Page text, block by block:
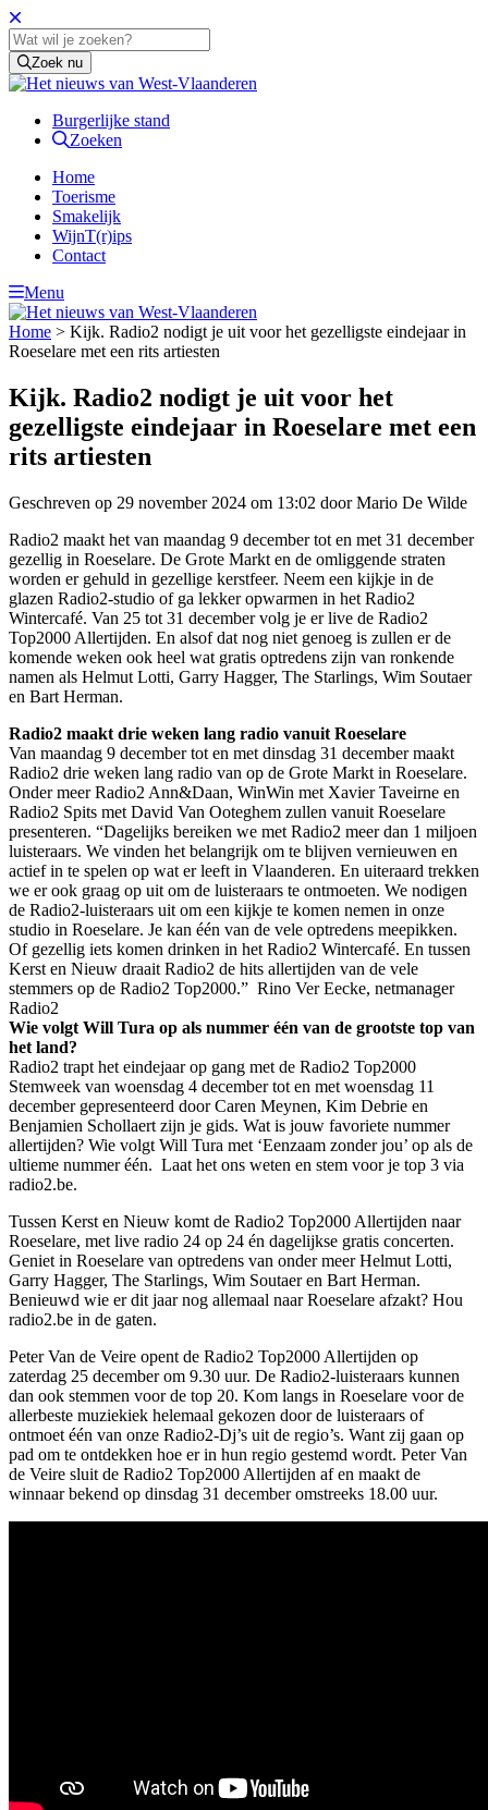
Zoek nu
Burgerlijke stand
Zoeken
Home
Toerisme
Smakelijk
WijnT(r)ips
Contact
Menu
Home > Kijk. Radio2 nodigt je uit voor het gezelligste eindejaar in
Roeselare met een rits artiesten
Kijk. Radio2 nodigt je uit voor het
gezelligste eindejaar in Roeselare met een
rits artiesten
Geschreven op 29 november 2024 om 13:02 door Mario De Wilde
Radio2 maakt het van maandag 9 december tot en met 31 december
gezellig in Roeselare. De Grote Markt en de omliggende straten
worden er gehuld in gezellige kerstfeer. Neem een kijkje in de
glazen Radio2-studio of ga lekker opwarmen in het Radio2
Wintercafé. Van 25 tot 31 december volg je er live de Radio2
Top2000 Allertijden. En alsof dat nog niet genoeg is zullen er de
komende weken ook heel wat gratis optredens zijn van ronkende
namen als Helmut Lotti, Garry Hagger, The Starlings, Wim Soutaer
en Bart Herman.
Radio2 maakt drie weken lang radio vanuit Roeselare
Van maandag 9 december tot en met dinsdag 31 december maakt
Radio2 drie weken lang radio van op de Grote Markt in Roeselare.
Onder meer Radio2 Ann&Daan, WinWin met Xavier Taveirne en
Radio2 Spits met David Van Ooteghem zullen vanuit Roeselare
presenteren. “Dagelijks bereiken we met Radio2 meer dan 1 miljoen
luisteraars. We vinden het belangrijk om te blijven vernieuwen en
actief in te spelen op wat er leeft in Vlaanderen. En uiteraard trekken
we er ook graag op uit om de luisteraars te ontmoeten. We nodigen
de Radio2-luisteraars uit om een kijkje te komen nemen in onze
studio in Roeselare. Je kan één van de vele optredens meepikken.
Of gezellig iets komen drinken in het Radio2 Wintercafé. En tussen
Kerst en Nieuw draait Radio2 de hits allertijden van de vele
stemmers op de Radio2 Top2000.” ​ Rino Ver Eecke, netmanager
Radio2
Wie volgt Will Tura op als nummer één van de grootste top van
het land?
Radio2 trapt het eindejaar op gang met de Radio2 Top2000
Stemweek van woensdag 4 december tot en met woensdag 11
december gepresenteerd door Caren Meynen, Kim Debrie en
Benjamien Schollaert zijn je gids. Wat is jouw favoriete nummer
allertijden? Wie volgt Will Tura met ‘Eenzaam zonder jou’ op als de
ultieme nummer één. ​ Laat het ons weten en stem voor je top 3 via
radio2.be.
Tussen Kerst en Nieuw komt de Radio2 Top2000 Allertijden naar
Roeselare, met live radio 24 op 24 én dagelijkse gratis concerten.
Geniet in Roeselare van optredens van onder meer Helmut Lotti,
Garry Hagger, The Starlings, Wim Soutaer en Bart Herman.
Benieuwd wie er dit jaar nog allemaal naar Roeselare afzakt? Hou
radio2.be in de gaten.
Peter Van de Veire opent de Radio2 Top2000 Allertijden op
zaterdag 25 december om 9.30 uur. De Radio2-luisteraars kunnen
dan ook stemmen voor de top 20. Kom langs in Roeselare voor de
allerbeste muziekiek helemaal gekozen door de luisteraars of
ontmoet één van onze Radio2-Dj’s uit de regio’s. Want zij gaan op
pad om te ontdekken hoe er in hun regio gestemd wordt. Peter Van
de Veire sluit de Radio2 Top2000 Allertijden af en maakt de
winnaar bekend op dinsdag 31 december omstreeks 18.00 uur.